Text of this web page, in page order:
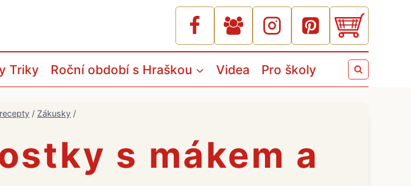
Triky Roční období s Hraškou Videa Pro školy
/ Zákusky /
s mákem a